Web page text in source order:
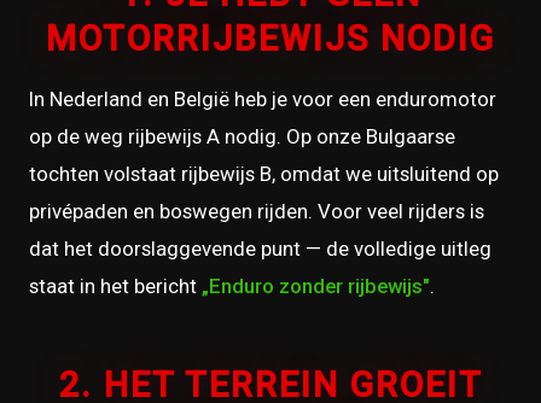
MOTORRIJBEWIJS NODIG
In Nederland en België heb je voor een enduromotor
op de weg rijbewijs A nodig. Op onze Bulgaarse
tochten volstaat rijbewijs B, omdat we uitsluitend op
privépaden en boswegen rijden. Voor veel rijders is
dat het doorslaggevende punt — de volledige uitleg
staat in het bericht „Enduro zonder rijbewijs".
2. HET TERREIN GROEIT